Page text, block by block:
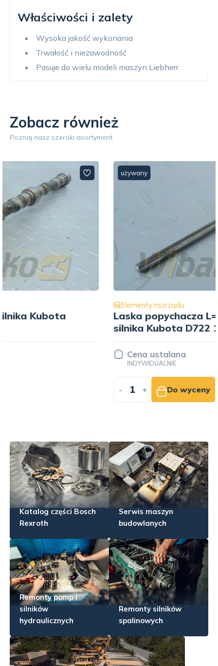
Właściwości i zalety
Wysoka jakość wykonania
Trwałość i niezawodność
Pasuje do wielu modeli maszyn Liebherr
Zobacz również
Poznaj nasz szeroki asortyment
Laska popychacza L= 115 mm do
silnika Kubota D722 16851-15110
Katalog części Bosch
Rexroth
Serwis maszyn
budowlanych
Remonty pomp i
silników
hydraulicznych
Remonty silników
spalinowych